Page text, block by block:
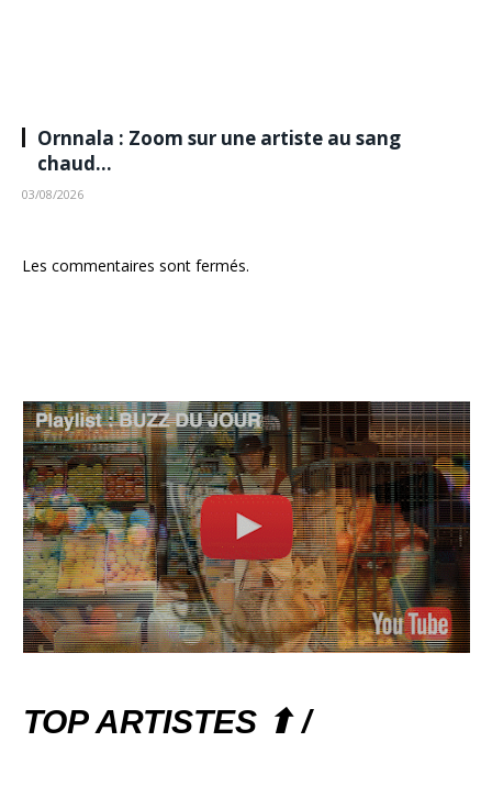
Ornnala : Zoom sur une artiste au sang
chaud…
03/08/2026
Les commentaires sont fermés.
TOP ARTISTES ⬆ /